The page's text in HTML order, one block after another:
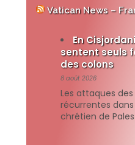
Vatican News –
En
sentent seuls
des colons
8 août 2026
Les attaques
récurrentes
chrétien de